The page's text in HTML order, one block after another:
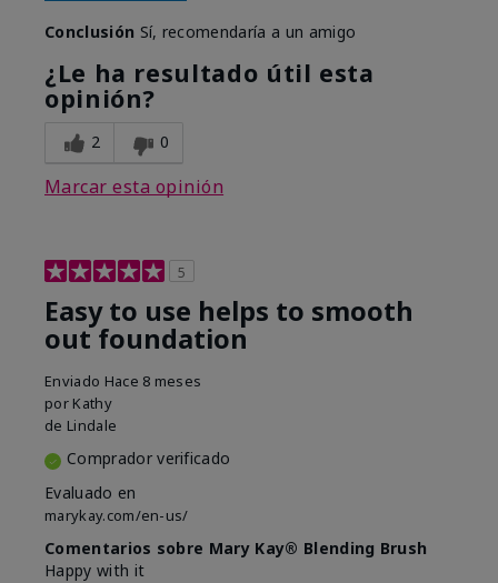
Conclusión Sí, recomendaría a un amigo
¿Le ha resultado útil esta
opinión?
2 0
Marcar esta opinión
5
Easy to use helps to smooth
out foundation
Enviado Hace 8 meses
por Kathy
de Lindale
Comprador verificado
Evaluado en
marykay.com/en-us/
Comentarios sobre Mary Kay® Blending Brush
Happy with it